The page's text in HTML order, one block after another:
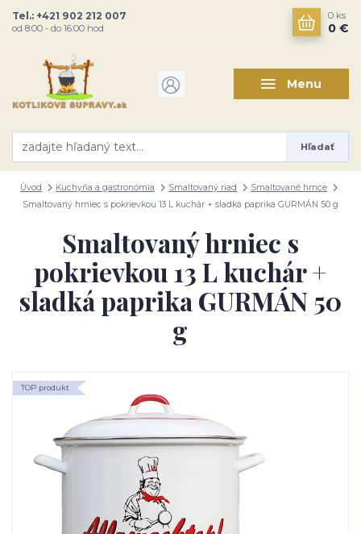
Menu
Hľadať
Tel.: +421 902 212 007
od 8:00 - do 16:00 hod
0 ks
0 €
Úvod Kuchyňa a gastronómia Smaltovaný riad
Smaltované hrnce
Smaltovaný hrniec s pokrievkou 13 L kuchár + sladká paprika GURMÁN 50 g
Smaltovaný hrniec s
pokrievkou 13 L kuchár +
sladká paprika GURMÁN 50
g
TOP produkt